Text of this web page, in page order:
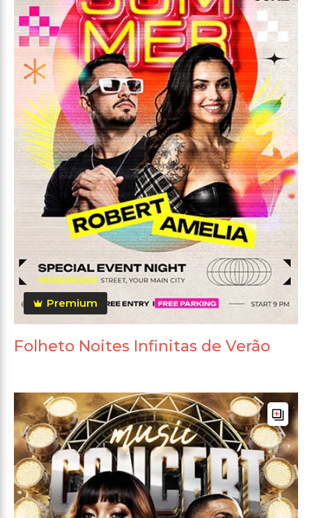
Premium
Folheto Noites Infinitas de Verão